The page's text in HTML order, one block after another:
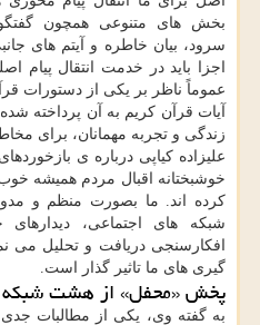
بخش های متنوعی همچون
سرود، بیان خاطره و آیتم های
اجزا باید در خدمت انتقال پیام
عموماً ناظر بر یکی از دستورات
آیات قرآن کریم به آن پرداخته
زندگی و تجربه مهمانان، برای
علیزاده کیاپی درباره ی
خوشبختانه اقبال مردم همیشه
کرده اند. ما بصورت منظم و
شبکه های اجتماعی،
افکارسنجی دریافت و تحلیل می
گیری های ما تاثیر گذار است.
پخش «محفل» از هشت شبکه
به گفته وی، یکی از مطالبات جدی